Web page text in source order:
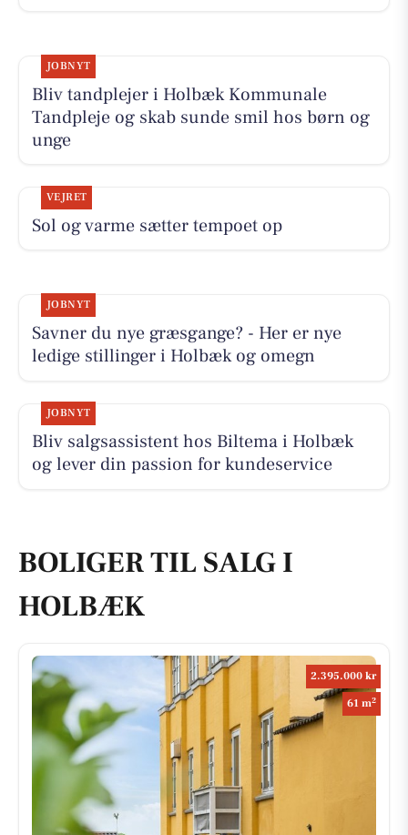
JOBNYT
Bliv tandplejer i Holbæk Kommunale
Tandpleje og skab sunde smil hos børn og
unge
VEJRET
Sol og varme sætter tempoet op
JOBNYT
Savner du nye græsgange? - Her er nye
ledige stillinger i Holbæk og omegn
JOBNYT
Bliv salgsassistent hos Biltema i Holbæk
og lever din passion for kundeservice
BOLIGER TIL SALG I
HOLBÆK
2.395.000 kr
61 m2